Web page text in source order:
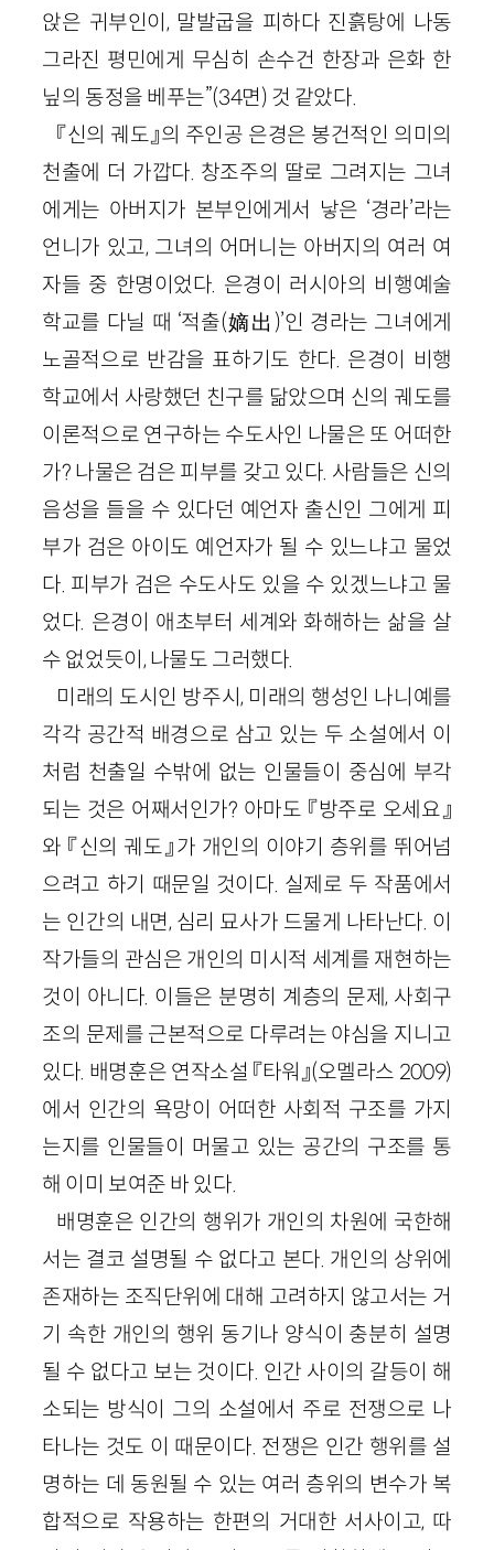
앉은 귀부인이, 말발굽을 피하다 진흙탕에 나동
그라진 평민에게 무심히 손수건 한장과 은화 한
닢의 동정을 베푸는”(34면) 것 같았다.
『신의 궤도』의 주인공 은경은 봉건적인 의미의
천출에 더 가깝다. 창조주의 딸로 그려지는 그녀
에게는 아버지가 본부인에게서 낳은 ‘경라’라는
언니가 있고, 그녀의 어머니는 아버지의 여러 여
자들 중 한명이었다. 은경이 러시아의 비행예술
학교를 다닐 때 ‘적출(嫡出 )’인 경라는 그녀에게
노골적으로 반감을 표하기도 한다. 은경이 비행
학교에서 사랑했던 친구를 닮았으며 신의 궤도를
이론적으로 연구하는 수도사인 나물은 또 어떠한
가? 나물은 검은 피부를 갖고 있다. 사람들은 신의
음성을 들을 수 있다던 예언자 출신인 그에게 피
부가 검은 아이도 예언자가 될 수 있느냐고 물었
다. 피부가 검은 수도사도 있을 수 있겠느냐고 물
었다. 은경이 애초부터 세계와 화해하는 삶을 살
수 없었듯이, 나물도 그러했다.
미래의 도시인 방주시, 미래의 행성인 나니예를
각각 공간적 배경으로 삼고 있는 두 소설에서 이
처럼 천출일 수밖에 없는 인물들이 중심에 부각
되는 것은 어째서인가? 아마도 『방주로 오세요』
와 『신의 궤도』가 개인의 이야기 층위를 뛰어넘
으려고 하기 때문일 것이다. 실제로 두 작품에서
는 인간의 내면, 심리 묘사가 드물게 나타난다. 이
작가들의 관심은 개인의 미시적 세계를 재현하는
것이 아니다. 이들은 분명히 계층의 문제, 사회구
조의 문제를 근본적으로 다루려는 야심을 지니고
있다. 배명훈은 연작소설 『타워』(오멜라스 2009)
에서 인간의 욕망이 어떠한 사회적 구조를 가지
는지를 인물들이 머물고 있는 공간의 구조를 통
해 이미 보여준 바 있다.
배명훈은 인간의 행위가 개인의 차원에 국한해
서는 결코 설명될 수 없다고 본다. 개인의 상위에
존재하는 조직단위에 대해 고려하지 않고서는 거
기 속한 개인의 행위 동기나 양식이 충분히 설명
될 수 없다고 보는 것이다. 인간 사이의 갈등이 해
소되는 방식이 그의 소설에서 주로 전쟁으로 나
타나는 것도 이 때문이다. 전쟁은 인간 행위를 설
명하는 데 동원될 수 있는 여러 층위의 변수가 복
합적으로 작용하는 한편의 거대한 서사이고, 따